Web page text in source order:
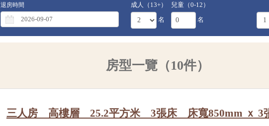
退房時間
成人（13+）
名
兒童（0-12）
名
房型一覽（10件）
三人房 高樓層 25.2平方米 3張床 床寬850mm ｘ 3